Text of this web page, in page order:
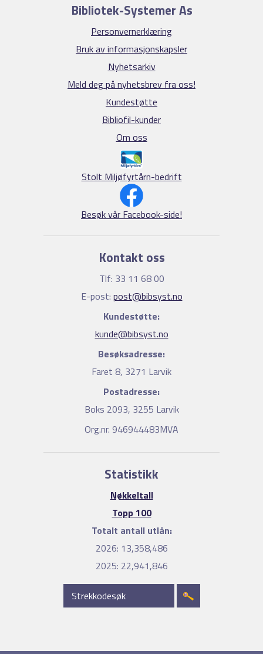
Bibliotek-Systemer As
Personvernerklæring
Bruk av informasjonskapsler
Nyhetsarkiv
Meld deg på nyhetsbrev fra oss!
Kundestøtte
Bibliofil-kunder
Om oss
Stolt Miljøfyrtårn-bedrift
Besøk vår Facebook-side!
Kontakt oss
Tlf: 33 11 68 00
E-post: post@bibsyst.no
Kundestøtte:
kunde@bibsyst.no
Besøksadresse:
Faret 8, 3271 Larvik
Postadresse:
Boks 2093, 3255 Larvik
Org.nr. 946944483MVA
Statistikk
Nøkkeltall
Topp 100
Totalt antall utlån:
2026: 13,358,486
2025: 22,941,846